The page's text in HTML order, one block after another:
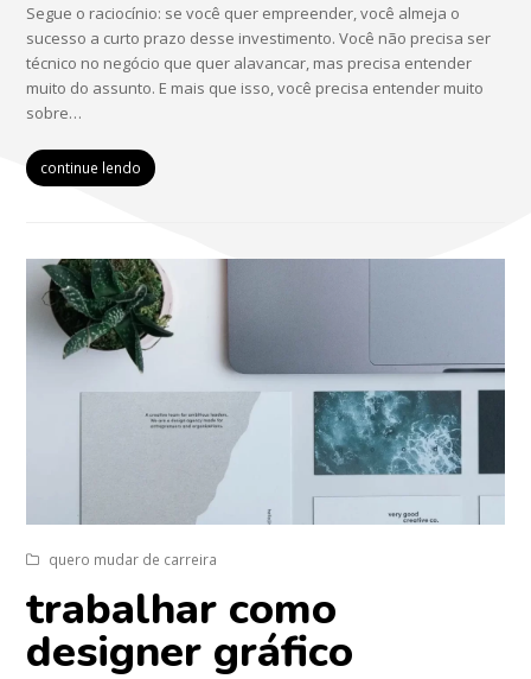
Segue o raciocínio: se você quer empreender, você almeja o
sucesso a curto prazo desse investimento. Você não precisa ser
técnico no negócio que quer alavancar, mas precisa entender
muito do assunto. E mais que isso, você precisa entender muito
sobre…
continue lendo
quero mudar de carreira
trabalhar como
designer gráfico